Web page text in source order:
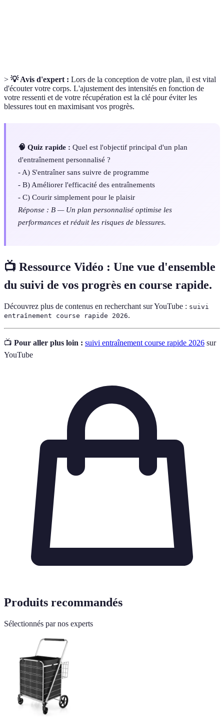
> 💡 Avis d'expert : Lors de la conception de votre plan, il est vital
d'écouter votre corps. L'ajustement des intensités en fonction de
votre ressenti et de votre récupération est la clé pour éviter les
blessures tout en maximisant vos progrès.
🧠 Quiz rapide : Quel est l'objectif principal d'un plan
d'entraînement personnalisé ?
- A) S'entraîner sans suivre de programme
- B) Améliorer l'efficacité des entraînements
- C) Courir simplement pour le plaisir
Réponse : B — Un plan personnalisé optimise les
performances et réduit les risques de blessures.
📺 Ressource Vidéo : Une vue d'ensemble
du suivi de vos progrès en course rapide.
Découvrez plus de contenus en recherchant sur YouTube : suivi
entraînement course rapide 2026.
📺 Pour aller plus loin : suivi entraînement course rapide 2026 sur
YouTube
Produits recommandés
Sélectionnés par nos experts